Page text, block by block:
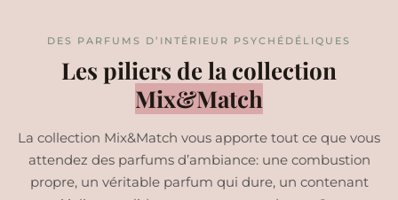
DES PARFUMS D’INTÉRIEUR PSYCHÉDÉLIQUES
Les piliers de la collection
Mix&Match
La collection Mix&Match vous apporte tout ce que vous
attendez des parfums d’ambiance: une combustion
propre, un véritable parfum qui dure, un contenant